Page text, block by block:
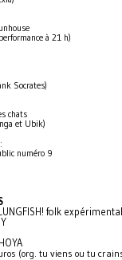
à 21 h)
Socrates)
chats
et Ubik)
numéro 9
folk
(org. tu viens ou tu